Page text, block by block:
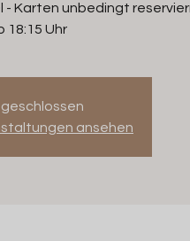
- Karten unbedingt
18:15 Uhr
ansehen